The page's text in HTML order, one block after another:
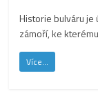
Historie bulváru je
zámoří, ke
Více...